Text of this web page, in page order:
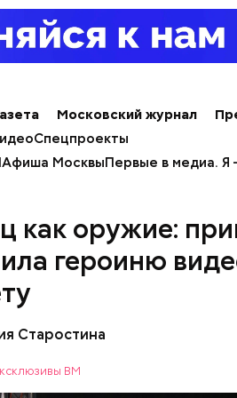
Московский журнал
Спецпроекты
Афиша МосквыПервые в медиа. Я
как оружие:
героиню
Старостина
ВМ
только советских